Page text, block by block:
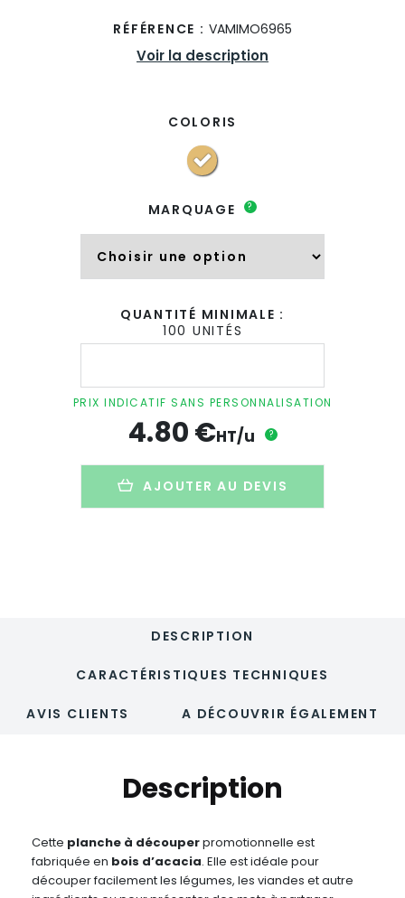
RÉFÉRENCE : VAMIMO6965
Voir la description
COLORIS
MARQUAGE ?
QUANTITÉ MINIMALE :
100 UNITÉS
quantité
à
découper
personnalisée
poignée
PRIX INDICATIF SANS PERSONNALISATION
4.80€HT/u ?
AJOUTER AU DEVIS
DESCRIPTION
CARACTÉRISTIQUES TECHNIQUES
AVIS CLIENTS A DÉCOUVRIR ÉGALEMENT
Description
Cette planche à découperpromotionnelle est
fabriquée en bois d’acacia. Elle est idéale pour
découper facilement les légumes, les viandes et autre